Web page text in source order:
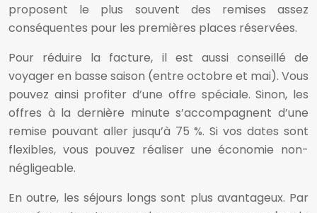
proposent le plus souvent des remises assez
conséquentes pour les premières places réservées.
Pour réduire la facture, il est aussi conseillé de
voyager en basse saison (entre octobre et mai). Vous
pouvez ainsi profiter d’une offre spéciale. Sinon, les
offres à la dernière minute s’accompagnent d’une
remise pouvant aller jusqu’à 75 %. Si vos dates sont
flexibles, vous pouvez réaliser une économie non-
négligeable.
En outre, les séjours longs sont plus avantageux. Par